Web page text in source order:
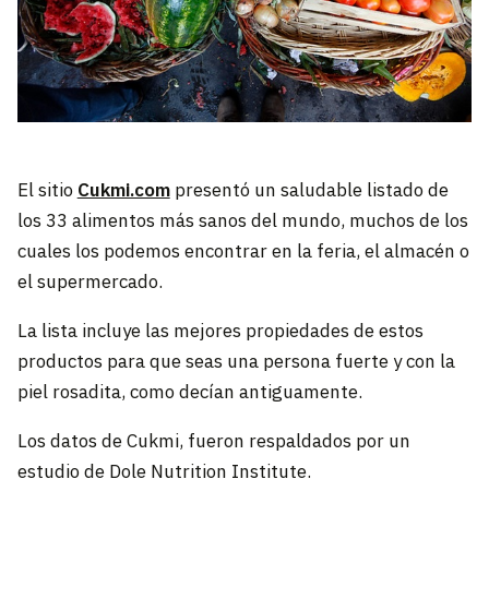
El sitio Cukmi.compresentó un saludable listado de
los 33 alimentos más sanos del mundo, muchos de los
cuales los podemos encontrar en la feria, el almacén o
el supermercado.
La lista incluye las mejores propiedades de estos
productos para que seas una persona fuerte y con la
piel rosadita, como decían antiguamente.
Los datos de Cukmi, fueron respaldados por un
estudio de Dole Nutrition Institute.